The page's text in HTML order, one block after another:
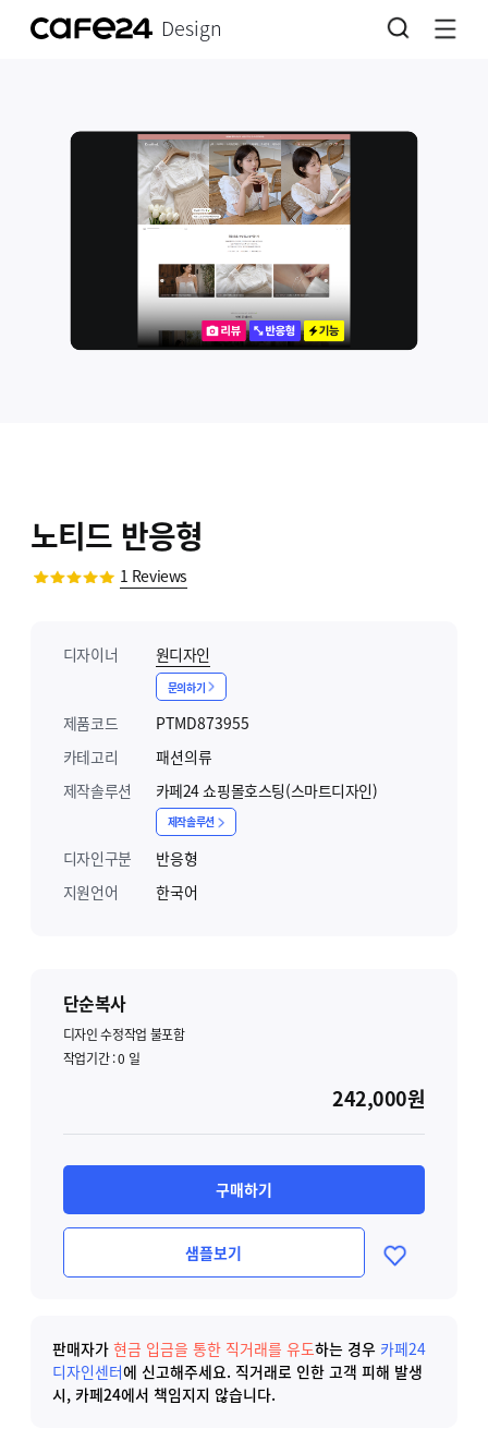
Design
노티드 반응형
1 Reviews
디자이너 원디자인
문의하기
제품코드
PTMD873955
카테고리
패션의류
제작솔루션
카페24 쇼핑몰호스팅(스마트디자인)
제작솔루션
디자인구분
반응형
지원언어
한국어
단순복사
디자인 수정작업 불포함
작업기간 :0 일
242,000원
구매하기
샘플보기
판매자가 현금 입금을 통한 직거래를 유도하는 경우 카페24
디자인센터에 신고해주세요. 직거래로 인한 고객 피해 발생
시, 카페24에서 책임지지 않습니다.